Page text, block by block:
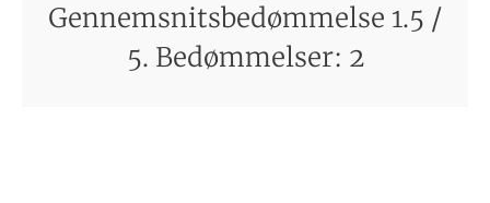
Gennemsnitsbedømmelse 1.5 /
5. Bedømmelser: 2